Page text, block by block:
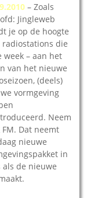
– Zoals
Jingleweb
je op de hoogte
radiostations die
week – aan het
van het nieuwe
(deels)
vormgeving
Neem
FM. Dat neemt
nieuwe
in
de nieuwe